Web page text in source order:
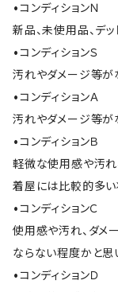
•コンディションＮ
新品、未使用品、デッ
•コンディションＳ
汚れやダメージ等が
•コンディションＡ
汚れやダメージ等が
•コンディションＢ
軽微な使用感や汚れ
着屋には比較的多い
•コンディションＣ
使用感や汚れ、ダメ
ならない程度かと思
•コンディションＤ